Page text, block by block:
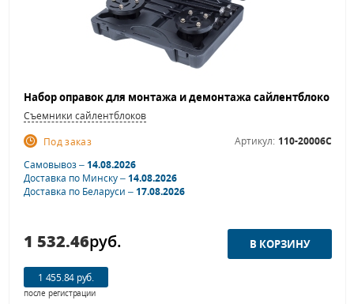
Съемники сайлентблоков
Под заказ
Артикул: 110-20006C
Самовывоз –14.08.2026
Доставка по Минску –14.08.2026
Доставка по Беларуси –17.08.2026
1 532.46руб.
1 455.84 руб.
после регистрации